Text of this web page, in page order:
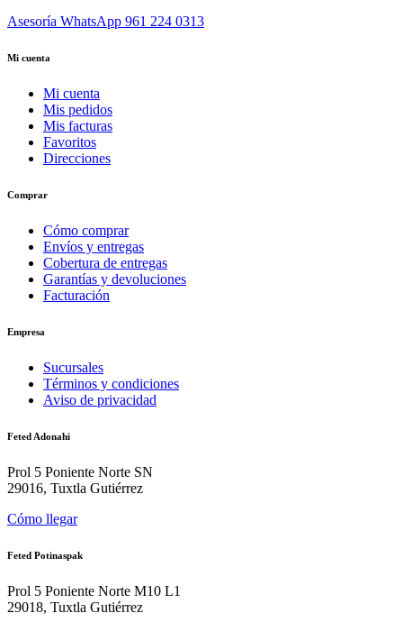
Asesoría WhatsApp 961 224 0313
Mi cuenta
Mi cuenta
Mis pedidos
Mis facturas
Favoritos
Direcciones
Comprar
Cómo comprar
Envíos y entregas
Cobertura de entregas
Garantías y devoluciones
Facturación
Empresa
Sucursales
Términos y condiciones
Aviso de privacidad
Feted Adonahi
Prol 5 Poniente Norte SN
29016, Tuxtla Gutiérrez
Cómo llegar
Feted Potinaspak
Prol 5 Poniente Norte M10 L1
29018, Tuxtla Gutiérrez